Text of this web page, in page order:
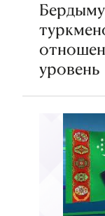
уровень